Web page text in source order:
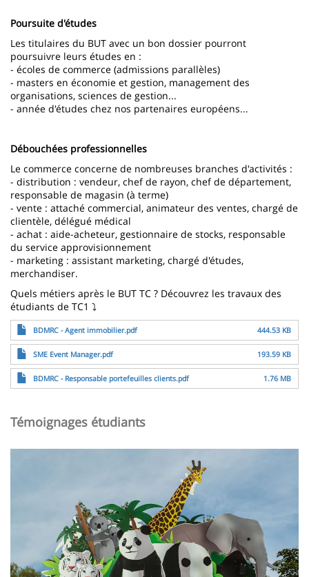
content
Contenu
de
la
page
principale
Poursuite d'études
Les titulaires du BUT avec un bon dossier pourront
poursuivre leurs études en :
- écoles de commerce (admissions parallèles)
- masters en économie et gestion, management des
organisations, sciences de gestion...
- année d'études chez nos partenaires européens...
Débouchées professionnelles
Le commerce concerne de nombreuses branches d'activités :
- distribution : vendeur, chef de rayon, chef de département,
responsable de magasin (à terme)
- vente : attaché commercial, animateur des ventes, chargé de
clientèle, délégué médical
- achat : aide-acheteur, gestionnaire de stocks, responsable
du service approvisionnement
- marketing : assistant marketing, chargé d'études,
merchandiser.
Quels métiers après le BUT TC ? Découvrez les travaux des
étudiants de TC1 ⤵️
File
BDMRC - Agent immobilier.pdf 444.53 KB
File SME Event Manager.pdf 193.59 KB
File BDMRC - Responsable portefeuilles clients.pdf 1.76 MB
Témoignages étudiants